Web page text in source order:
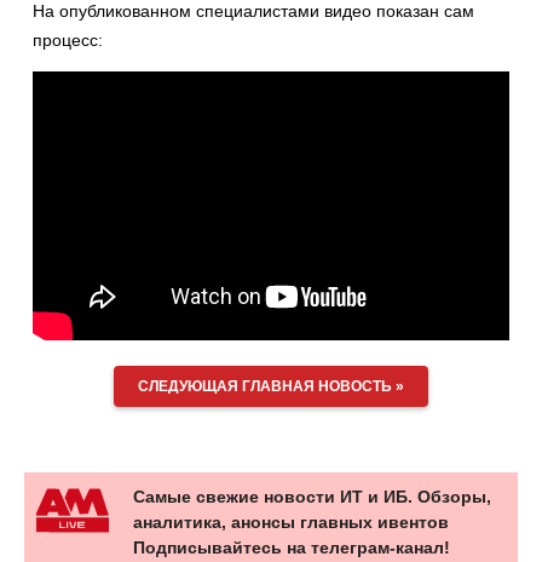
На опубликованном специалистами видео показан сам
процесс:
СЛЕДУЮЩАЯ ГЛАВНАЯ НОВОСТЬ »
Самые свежие новости ИТ и ИБ. Обзоры,
аналитика, анонсы главных ивентов
Подписывайтесь на телеграм-канал!